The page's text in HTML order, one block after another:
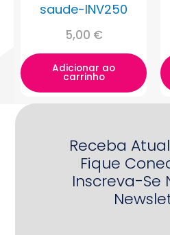
saude-INV250
5,00 €
Adicionar ao
carrinho
Receba
Fique
Inscreva-Se